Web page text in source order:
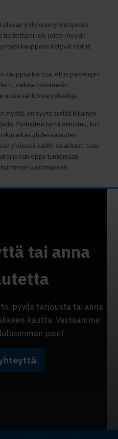
olevan yrityksen yhdistyessä
tiedottaminen, jottei myyjän
kauppaan liittyviä vääriä
kauppaa kertoa, ettei palvelujen
vaikka voimmekin
uusia sähköisiä palveluja.
myötä, on syytä siirtää hiljainen
Parhaiten tämä onnistuu, kun
aikaa yhdessä uuden
yhdessä kaikki asiakkaat. Uusi
ja hän oppii tuntemaan
vaatimukset.
tai anna
pyydä tarjousta tai anna
kautta. Vastaamme
pian!